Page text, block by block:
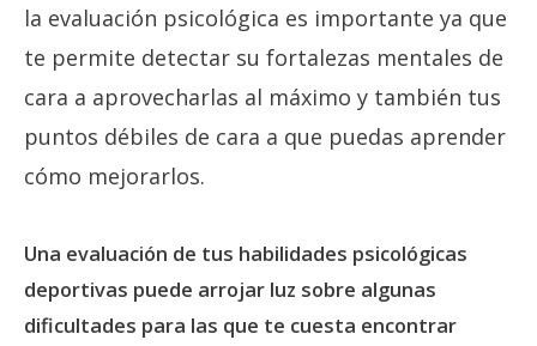
la evaluación psicológica es importante ya que
te permite detectar su fortalezas mentales de
cara a aprovecharlas al máximo y también tus
puntos débiles de cara a que puedas aprender
cómo mejorarlos.
Una evaluación de tus habilidades psicológicas
deportivas puede arrojar luz sobre algunas
dificultades para las que te cuesta encontrar